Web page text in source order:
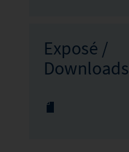
Exposé /
Downloads